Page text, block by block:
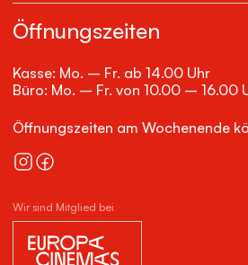
Öffnungszeiten
Kasse: Mo. – Fr. ab 14.00 Uhr
Büro: Mo. – Fr. von 10.00 – 16.00
Öffnungszeiten am Wochenende
Wir sind Mitglied bei